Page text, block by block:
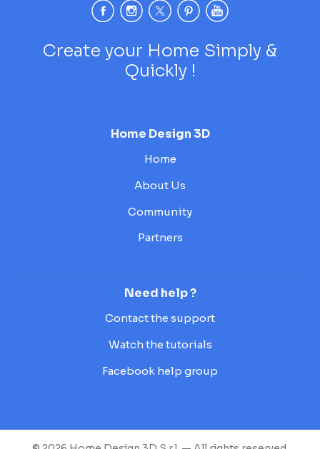
Create your Home Simply &
Quickly !
Home Design 3D
Home
About Us
Community
Partners
Need help ?
Contact the support
Watch the tutorials
Facebook help group